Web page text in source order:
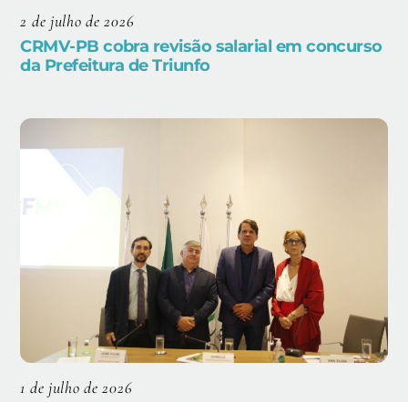
2 de julho de 2026
CRMV-PB cobra revisão salarial em concurso
da Prefeitura de Triunfo
1 de julho de 2026